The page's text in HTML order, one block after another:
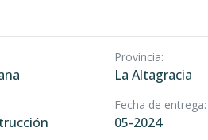
Provincia:
La Altagracia
Fecha de entrega:
05-2024